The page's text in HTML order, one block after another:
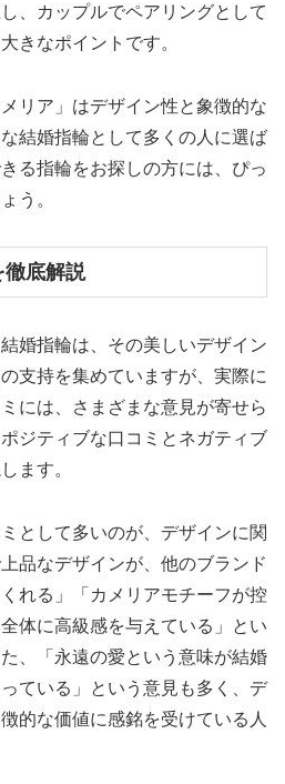
、カップルでペアリングとして
きなポイントです。
リア」はデザイン性と象徴的な
結婚指輪として多くの人に選ば
る指輪をお探しの方には、ぴっ
う。
徹底解説
婚指輪は、その美しいデザイン
支持を集めていますが、実際に
には、さまざまな意見が寄せら
ジティブな口コミとネガティブ
ます。
として多いのが、デザインに関
品なデザインが、他のブランド
れる」「カメリアモチーフが控
体に高級感を与えている」とい
、「永遠の愛という意味が結婚
ている」という意見も多く、デ
的な価値に感銘を受けている人